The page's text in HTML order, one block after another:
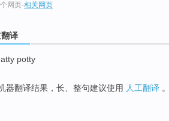
网页-相关网页
译
potty
器翻译结果，长、整句建议使用 人工翻译